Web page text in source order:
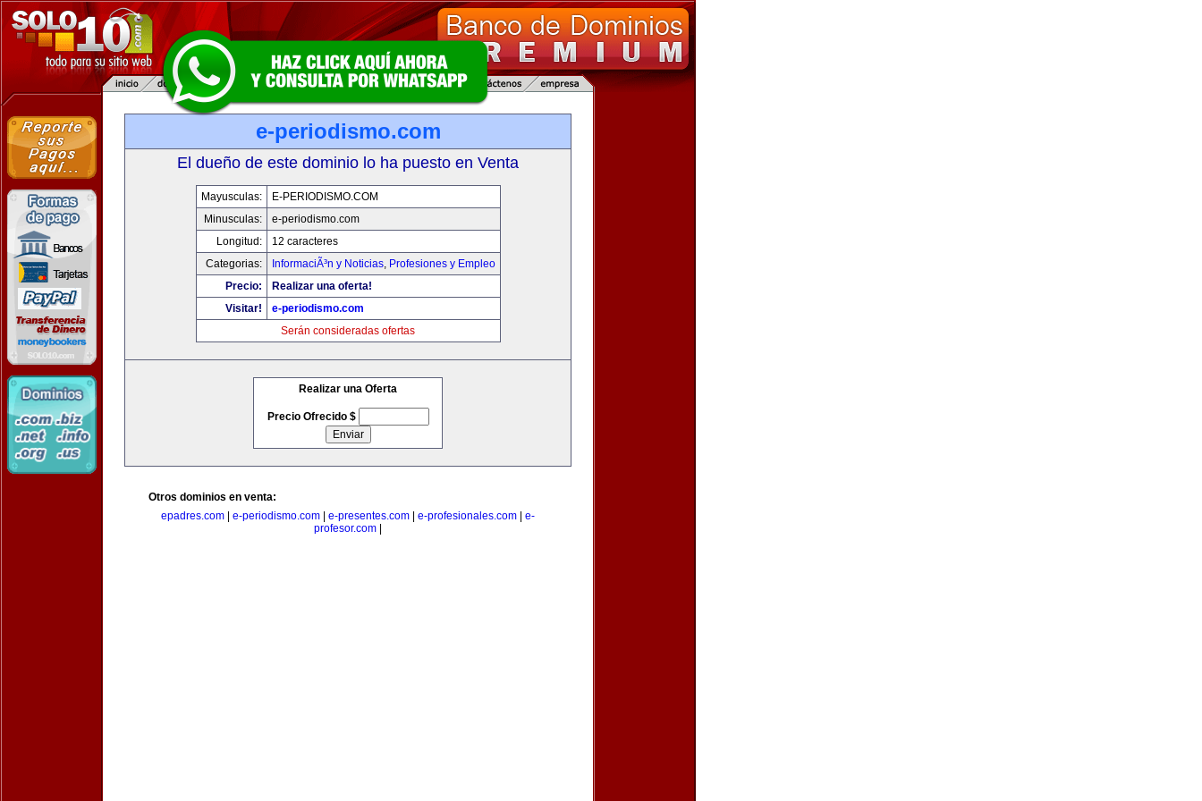
e-periodismo.com
El dueño de este dominio lo ha puesto en Venta
Mayusculas:
E-PERIODISMO.COM
Minusculas:
e-periodismo.com
Longitud:
12 caracteres
Categorias:
InformaciÃ³n y Noticias, Profesiones y Empleo
Precio:
Realizar una oferta!
Visitar!
e-periodismo.com
Serán consideradas ofertas
Realizar una Oferta
Precio Ofrecido $
Otros dominios en venta:
epadres.com
e-periodismo.com e-presentes.com e-profesionales.com
e-
profesor.com